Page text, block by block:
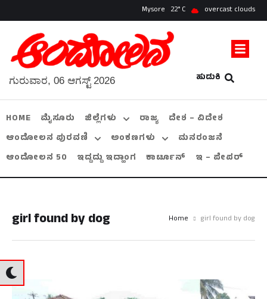
Mysore 22 overcast clouds
ಹುಡುಕಿ
ಗುರುವಾರ, 06 ಆಗಸ್ಟ್ 2026
HOME ಮೈಸೂರು ಜಿಲ್ಲೆಗಳು ರಾಜ್ಯ
ದೇಶ – ವಿದೇಶ
ಆಂದೋಲನ ಪುರವಣಿ
ಅಂಕಣಗಳು
ಮನರಂಜನೆ
ಆಂದೋಲನ 50
ಇದ್ದದ್ದು ಇದ್ಹಾಂಗ ಕಾರ್ಟೂನ್ ಇ – ಪೇಪರ್
girl found by dog Home girl found by dog